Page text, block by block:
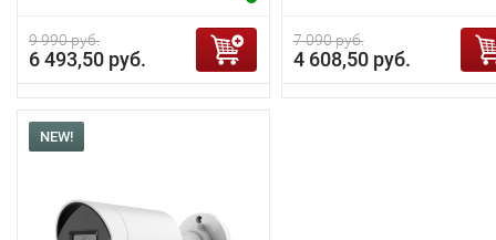
9 990 руб.
6 493,50 руб.
7 090 руб.
4 608,50 руб.
NEW!